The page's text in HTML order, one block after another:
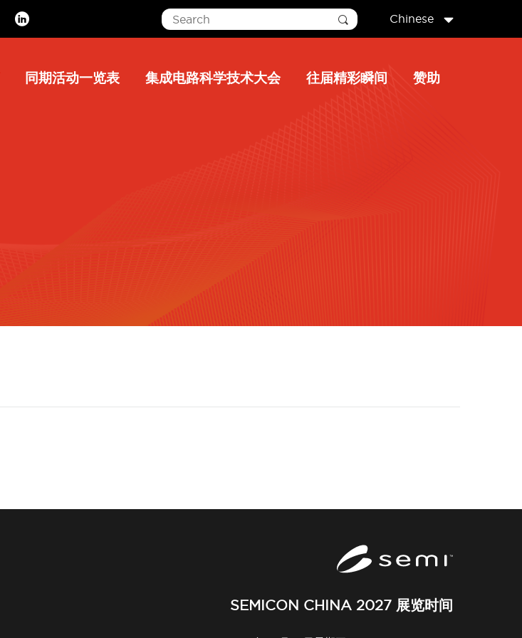
Linkedin
Chinese
同期活动一览表 集成电路科学技术大会 往届精彩瞬间 赞助
SEMICON CHINA 2027 展览时间